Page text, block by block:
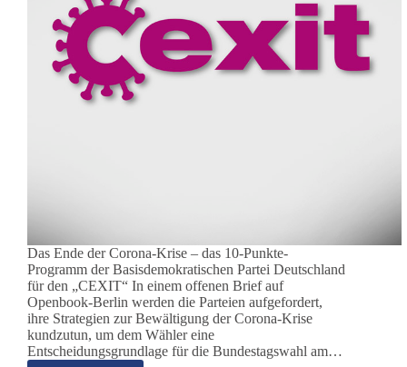
Das Ende der Corona-Krise – das 10-Punkte-
Programm der Basisdemokratischen Partei Deutschland
für den „CEXIT“ In einem offenen Brief auf
Openbook-Berlin werden die Parteien aufgefordert,
ihre Strategien zur Bewältigung der Corona-Krise
kundzutun, um dem Wähler eine
Entscheidungsgrundlage für die Bundestagswahl am…